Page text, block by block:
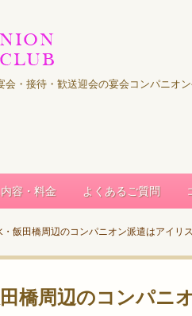
・接待・歓送迎会の宴会コンパニオ
容・料金 よくあるご質問
飯田橋周辺のコンパニオン派遣はアイリス
橋周辺のコンパニ